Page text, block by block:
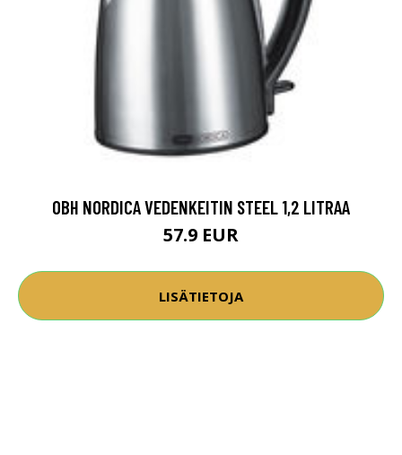
OBH NORDICA VEDENKEITIN STEEL 1,2 LITRAA
57.9 EUR
LISÄTIETOJA